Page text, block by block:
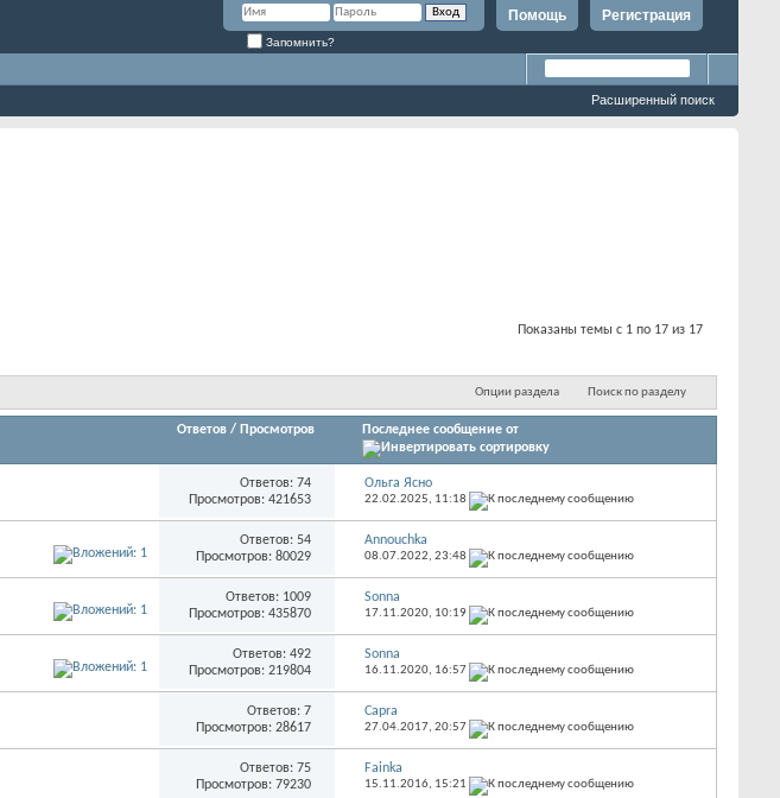
Регистрация
Помощь
Запомнить?
Расширенный поиск
Показаны темы с 1 по 17 из 17
Опции раздела Поиск по разделу
Ответов / Просмотров Последнее сообщение от
Ответов: 74
Просмотров: 421653
Ольга Ясно
22.02.2025, 11:18
Ответов: 54
Просмотров: 80029
Annouchka
08.07.2022, 23:48
Ответов: 1009
Просмотров: 435870
Sonna
17.11.2020, 10:19
Ответов: 492
Просмотров: 219804
Sonna
16.11.2020, 16:57
Ответов: 7
Просмотров: 28617
Capra
27.04.2017, 20:57
Ответов: 75
Просмотров: 79230
Fainka
15.11.2016, 15:21